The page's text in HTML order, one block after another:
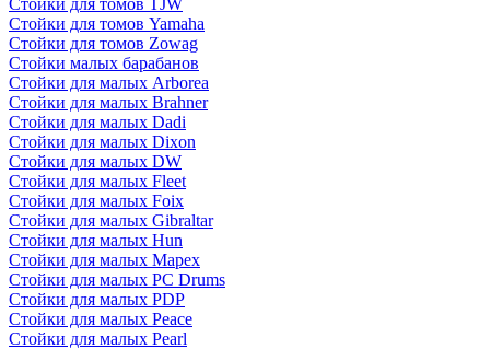
Стойки для томов TJW
Стойки для томов Yamaha
Стойки для томов Zowag
Стойки малых барабанов
Стойки для малых Arborea
Стойки для малых Brahner
Стойки для малых Dadi
Стойки для малых Dixon
Стойки для малых DW
Стойки для малых Fleet
Стойки для малых Foix
Стойки для малых Gibraltar
Стойки для малых Hun
Стойки для малых Mapex
Стойки для малых PC Drums
Стойки для малых PDP
Стойки для малых Peace
Стойки для малых Pearl